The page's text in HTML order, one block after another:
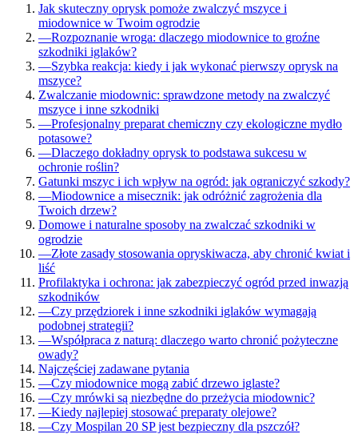
Jak skuteczny oprysk pomoże zwalczyć mszyce i
miodownice w Twoim ogrodzie
—Rozpoznanie wroga: dlaczego miodownice to groźne
szkodniki iglaków?
—Szybka reakcja: kiedy i jak wykonać pierwszy oprysk na
mszyce?
Zwalczanie miodownic: sprawdzone metody na zwalczyć
mszyce i inne szkodniki
—Profesjonalny preparat chemiczny czy ekologiczne mydło
potasowe?
—Dlaczego dokładny oprysk to podstawa sukcesu w
ochronie roślin?
Gatunki mszyc i ich wpływ na ogród: jak ograniczyć szkody?
—Miodownice a misecznik: jak odróżnić zagrożenia dla
Twoich drzew?
Domowe i naturalne sposoby na zwalczać szkodniki w
ogrodzie
—Złote zasady stosowania opryskiwacza, aby chronić kwiat i
liść
Profilaktyka i ochrona: jak zabezpieczyć ogród przed inwazją
szkodników
—Czy przędziorek i inne szkodniki iglaków wymagają
podobnej strategii?
—Współpraca z naturą: dlaczego warto chronić pożyteczne
owady?
Najczęściej zadawane pytania
—Czy miodownice mogą zabić drzewo iglaste?
—Czy mrówki są niezbędne do przeżycia miodownic?
—Kiedy najlepiej stosować preparaty olejowe?
—Czy Mospilan 20 SP jest bezpieczny dla pszczół?